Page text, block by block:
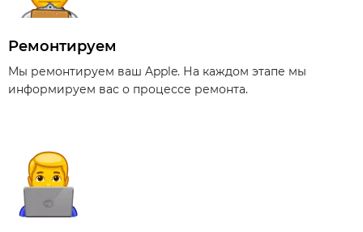
Ремонтируем
Мы ремонтируем ваш Apple. На каждом этапе мы
информируем вас о процессе ремонта.